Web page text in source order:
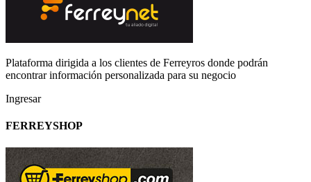
Plataforma dirigida a los clientes de Ferreyros donde podrán
encontrar información personalizada para su negocio
Ingresar
FERREYSHOP